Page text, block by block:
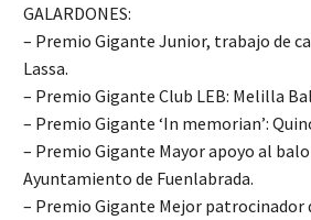
GALARDONES:
– Premio Gigante Junior, trabajo de
Lassa.
– Premio Gigante Club LEB: Melilla
– Premio Gigante ‘In memorian’:
– Premio Gigante Mayor apoyo al
Ayuntamiento de Fuenlabrada.
– Premio Gigante Mejor patrocinador